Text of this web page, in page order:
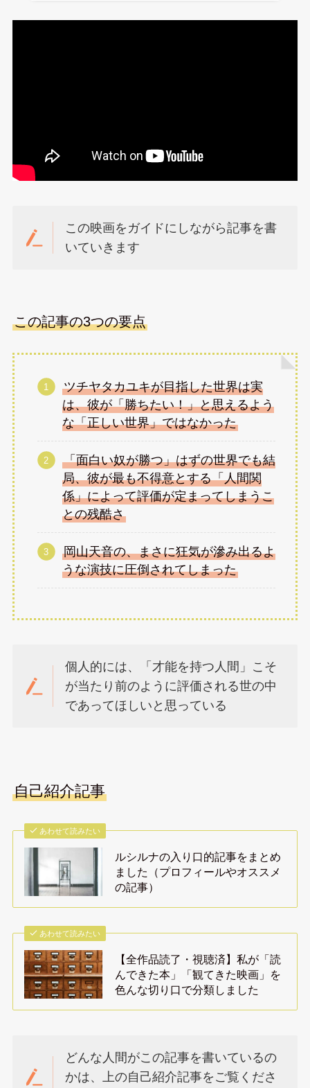
この映画をガイドにしながら記事を書
いていきます
この記事の3つの要点
ツチヤタカユキが目指した世界は実
は、彼が「勝ちたい！」と思えるよう
な「正しい世界」ではなかった
「面白い奴が勝つ」はずの世界でも結
局、彼が最も不得意とする「人間関
係」によって評価が定まってしまうこ
との残酷さ
岡山天音の、まさに狂気が滲み出るよ
うな演技に圧倒されてしまった
個人的には、「才能を持つ人間」こそ
が当たり前のように評価される世の中
であってほしいと思っている
自己紹介記事
あわせて読みたい
ルシルナの入り口的記事をまとめ
ました（プロフィールやオススメ
の記事）
あわせて読みたい
【全作品読了・視聴済】私が「読
んできた本」「観てきた映画」を
色んな切り口で分類しました
どんな人間がこの記事を書いているの
かは、上の自己紹介記事をご覧くださ